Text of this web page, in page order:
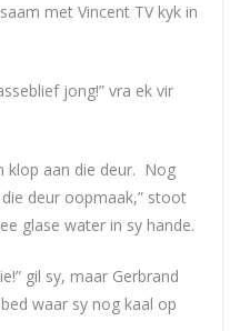
met Vincent TV kyk in
jong!” vra ek vir
klop aan die deur. Nog
deur oopmaak,” stoot
glase water in sy hande.
gil sy, maar Gerbrand
waar sy nog kaal op